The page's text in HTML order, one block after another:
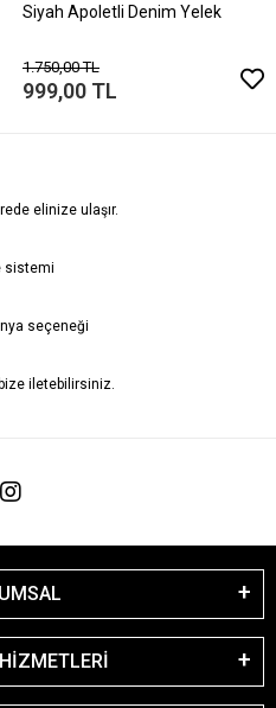
Siyah Apoletli Denim Yelek
1.750,00 TL
999,00 TL
elinize ulaşır.
sistemi
seçeneği
iletebilirsiniz.